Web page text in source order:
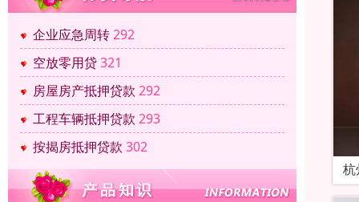
企业应急周转292
空放零用贷321
房屋房产抵押贷款 292
工程车辆抵押贷款 293
按揭房抵押贷款 302
杭